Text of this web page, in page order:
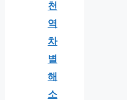
천
역
차
별
해
소